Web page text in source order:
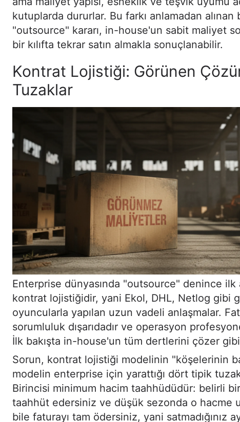
kutuplarda dururlar. Bu farkı anlamadan alınan
"outsource" kararı, in-house'un sabit maliyet
bir kılıfta tekrar satın almakla sonuçlanabilir.
Kontrat Lojistiği: Görünen
Tuzaklar
Enterprise dünyasında "outsource" denince ilk
kontrat lojistiğidir, yani Ekol, DHL, Netlog gibi
oyuncularla yapılan uzun vadeli anlaşmalar.
sorumluluk dışarıdadır ve operasyon
İlk bakışta in-house'un tüm dertlerini çözer
Sorun, kontrat lojistiği modelinin "köşelerinin
modelin enterprise için yarattığı dört tipik
Birincisi minimum hacim taahhüdüdür: belirli
taahhüt edersiniz ve düşük sezonda o hacme
bile faturayı tam ödersiniz, yani satmadığınız